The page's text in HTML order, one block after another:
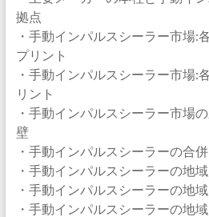
拠点
・手動インパルスシーラー市場:
プリント
・手動インパルスシーラー市場:
リント
・手動インパルスシーラー市場
壁
・手動インパルスシーラーの合
・手動インパルスシーラーの地
・手動インパルスシーラーの地
・手動インパルスシーラーの地